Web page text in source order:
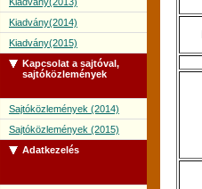
Kiadvány(2014)
Kiadvány(2015)
Kapcsolat a sajtóval,
sajtóközlemények
Sajtóközlemények (2014)
Sajtóközlemények (2015)
Adatkezelés